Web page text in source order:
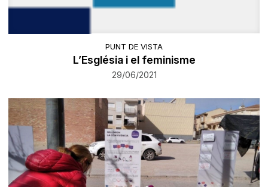
PUNT DE VISTA
L’Església i el feminisme
29/06/2021